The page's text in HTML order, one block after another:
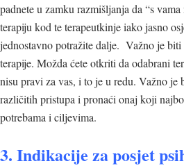
padnete u zamku razmišljanja da “s
terapiju kod te terapeutkinje iako jasno
jednostavno potražite dalje. Važno je
terapije. Možda ćete otkriti da odabrani
nisu pravi za vas, i to je u redu. Važno je
različitih pristupa i pronaći onaj koji
potrebama i ciljevima.
3. Indikacije za posjet